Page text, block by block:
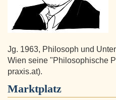
Jg. 1963, Philosoph und
Wien seine "Philosophische
praxis.at).
Marktplatz